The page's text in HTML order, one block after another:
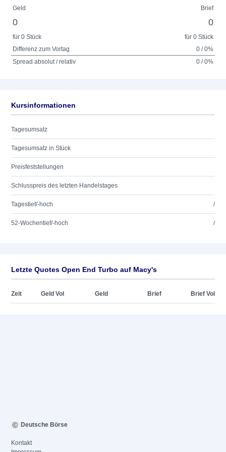
Geld
Brief
0 0
für 0 Stück
für 0 Stück
Differenz zum Vortag
0 / 0%
Spread absolut / relativ
0 / 0%
Kursinformationen
Tagesumsatz
Tagesumsatz in Stück
Preisfeststellungen
Schlusspreis des letzten Handelstages
Tagestief/-hoch /
52-Wochentief/-hoch /
Letzte Quotes Open End Turbo auf Macy's
Zeit Geld Vol Geld Brief Brief Vol
Deutsche Börse
Kontakt